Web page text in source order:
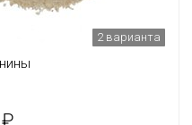
2 варианта